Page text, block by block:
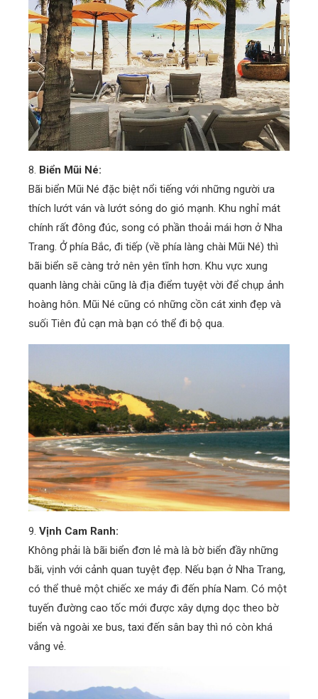
8. Biển Mũi Né:
Bãi biển Mũi Né đặc biệt nổi tiếng với những người ưa
thích lướt ván và lướt sóng do gió mạnh. Khu nghỉ mát
chính rất đông đúc, song có phần thoải mái hơn ở Nha
Trang. Ở phía Bắc, đi tiếp (về phía làng chài Mũi Né) thì
bãi biển sẽ càng trở nên yên tĩnh hơn. Khu vực xung
quanh làng chài cũng là địa điểm tuyệt vời để chụp ảnh
hoàng hôn. Mũi Né cũng có những cồn cát xinh đẹp và
suối Tiên đủ cạn mà bạn có thể đi bộ qua.
9. Vịnh Cam Ranh:
Không phải là bãi biển đơn lẻ mà là bờ biển đầy những
bãi, vịnh với cảnh quan tuyệt đẹp. Nếu bạn ở Nha Trang,
có thể thuê một chiếc xe máy đi đến phía Nam. Có một
tuyến đường cao tốc mới được xây dựng dọc theo bờ
biển và ngoài xe bus, taxi đến sân bay thì nó còn khá
vắng vẻ.